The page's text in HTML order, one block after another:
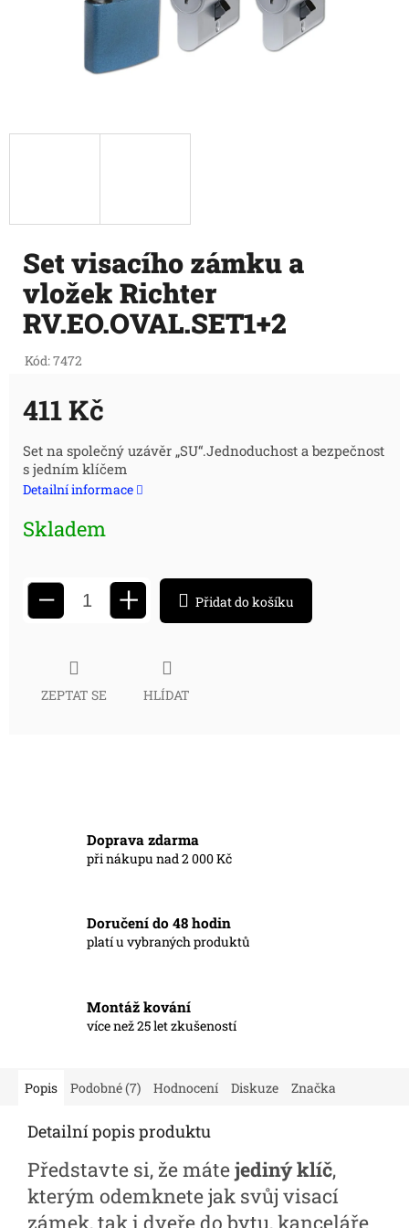
Set visacího zámku a
vložek Richter
RV.EO.OVAL.SET1+2
Kód:7472
411 Kč
Měrná
cena:
Set na společný uzávěr „SU“.Jednoduchost a bezpečnost
s jedním klíčem
Detailní informace
Skladem
− + Přidat do košíku
ZEPTAT SE HLÍDAT
Doprava zdarma
při nákupu nad 2 000 Kč
Doručení do 48 hodin
platí u vybraných produktů
Montáž kování
více než 25 let zkušeností
Popis Podobné (7) Hodnocení Diskuze Značka
Detailní popis produktu
Představte si, že mátejediný klíč,
kterým odemknete jak svůj visací
zámek, tak i dveře do bytu, kanceláře